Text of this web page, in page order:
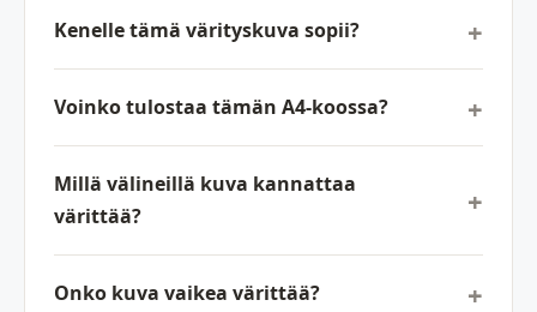
Kenelle tämä värityskuva sopii?
Voinko tulostaa tämän A4-koossa?
Millä välineillä kuva kannattaa
värittää?
Onko kuva vaikea värittää?